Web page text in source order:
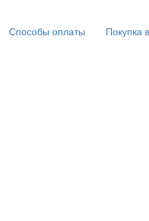
Способы оплаты Покупка